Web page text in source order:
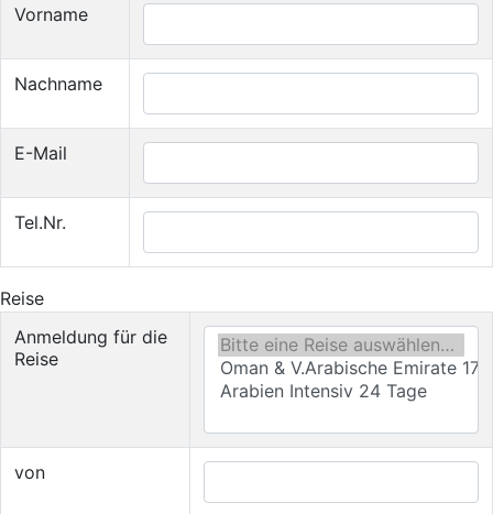
Vorname
Nachname
E-Mail
Tel.Nr.
Reise
Anmeldung für die
Reise
von